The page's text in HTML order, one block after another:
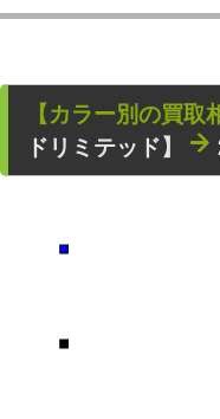
【カラー別の買取
ドリミテッド】
■
■